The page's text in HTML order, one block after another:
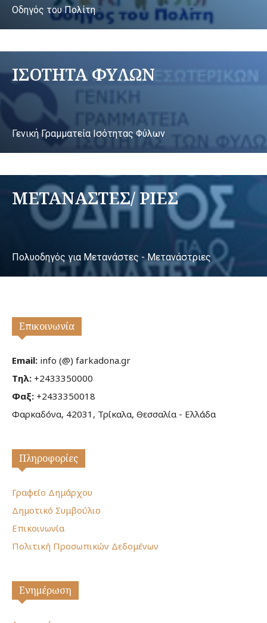
Οδηγός του Πολίτη
ΙΣΟΤΗΤΑ ΦΥΛΩΝ
Γενική Γραμματεία Ισότητας Φύλων
ΜΕΤΑΝΑΣΤΕΣ/ ΡΙΕΣ
Πολυοδηγός για Μετανάστες - Μετανάστριες
Επικοινωνία
Email: info (@) farkadona.gr
Τηλ: +2433350000
Φαξ: +2433350018
Φαρκαδόνα, 42031, Τρίκαλα, Θεσσαλία - Ελλάδα
Πληροφορίες
Γραφείο Δημάρχου
Δημοτικό Συμβούλιο
Επικοινωνία
Πολιτική Προσωπικών Δεδομένων
Ενημέρωση